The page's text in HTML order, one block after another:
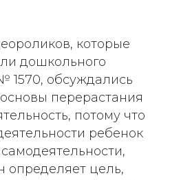
которые
дошкольного
1570, обсуждались
перерастания
потому что
ребенок
определяет цель,